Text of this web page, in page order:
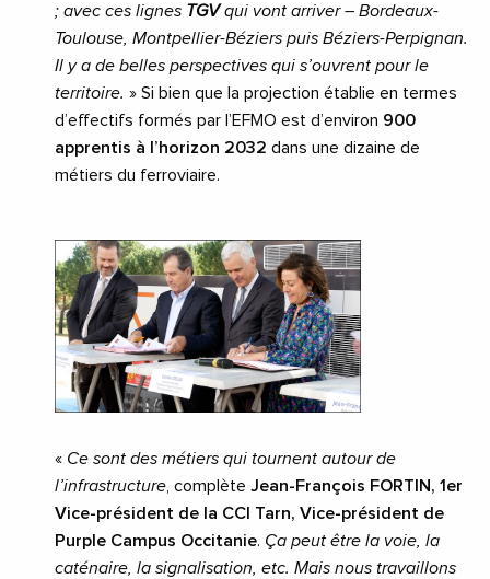
; avec ces lignes TGVqui vont arriver – Bordeaux-
Toulouse, Montpellier-Béziers puis Béziers-Perpignan.
Il y a de belles perspectives qui s’ouvrent pour le
territoire. » Si bien que la projection établie en termes
d’effectifs formés par l’EFMO est d’environ 900
apprentis à l’horizon 2032 dans une dizaine de
métiers du ferroviaire.
« Ce sont des métiers qui tournent autour de
l’infrastructure, complète Jean-François FORTIN, 1er
Vice-président de la CCI Tarn, Vice-président de
Purple Campus Occitanie. Ça peut être la voie, la
caténaire, la signalisation, etc. Mais nous travaillons